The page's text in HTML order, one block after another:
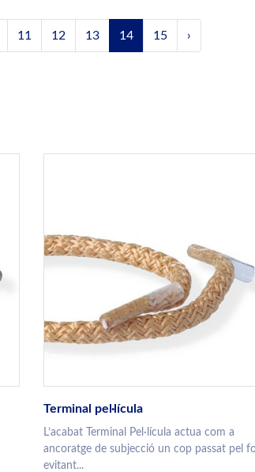
11 12 13 14 15 ›
Terminal pel·lícula
L’acabat Terminal Pel·lícula actua com a
ancoratge de subjecció un cop passat pel
evitant...